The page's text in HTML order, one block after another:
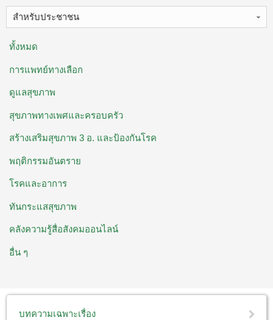
สำหรับประชาชน
ทั้งหมด
การแพทย์ทางเลือก
ดูแลสุขภาพ
สุขภาพทางเพศและครอบครัว
สร้างเสริมสุขภาพ 3 อ. ​และป้องกันโรค
พฤติกรรมอันตราย
โรคและอาการ
ทันกระแสสุขภาพ
คลังความรู้สื่อสังคมออนไลน์
อื่น ๆ
บทความเฉพาะเรื่อง